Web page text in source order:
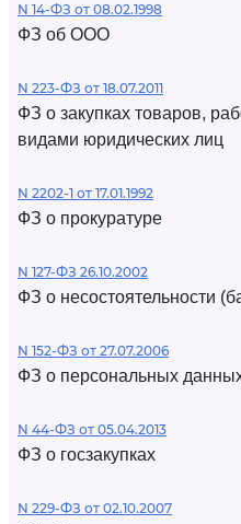
N 14-ФЗ от 08.02.1998
ФЗ об ООО
N 223-ФЗ от 18.07.2011
ФЗ о закупках товаров,
видами юридических лиц
N 2202-1 от 17.01.1992
ФЗ о прокуратуре
N 127-ФЗ 26.10.2002
ФЗ о несостоятельности
N 152-ФЗ от 27.07.2006
ФЗ о персональных
N 44-ФЗ от 05.04.2013
ФЗ о госзакупках
N 229-ФЗ от 02.10.2007